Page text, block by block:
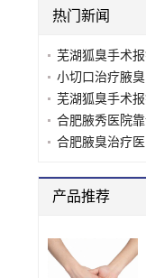
热门新闻
产品推荐